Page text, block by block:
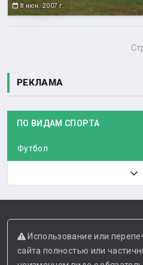
8 июн. 2007 г.
РЕКЛАМА
ПО ВИДАМ СПОРТА
Футбол
Использование или
сайта полностью или